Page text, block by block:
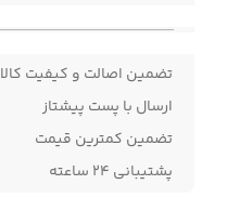
تضمین اصالت و کیفیت کالا
ارسال با پست پیشتاز
تضمین کمترین قیمت
پشتیبانی ۲۴ ساعته